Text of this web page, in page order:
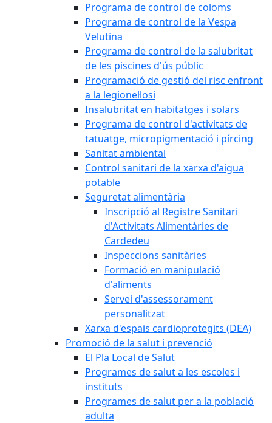
Programa de control de coloms
Programa de control de la Vespa
Velutina
Programa de control de la salubritat
de les piscines d'ús públic
Programació de gestió del risc enfront
a la legionel·losi
Insalubritat en habitatges i solars
Programa de control d'activitats de
tatuatge, micropigmentació i pírcing
Sanitat ambiental
Control sanitari de la xarxa d'aigua
potable
Seguretat alimentària
Inscripció al Registre Sanitari
d'Activitats Alimentàries de
Cardedeu
Inspeccions sanitàries
Formació en manipulació
d'aliments
Servei d'assessorament
personalitzat
Xarxa d'espais cardioprotegits (DEA)
Promoció de la salut i prevenció
El Pla Local de Salut
Programes de salut a les escoles i
instituts
Programes de salut per a la població
adulta